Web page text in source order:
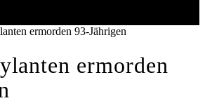
ermorden 93-Jährigen
ermorden